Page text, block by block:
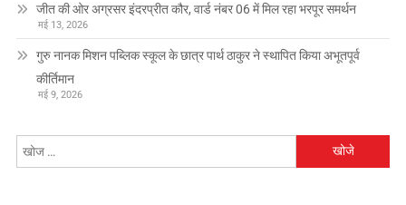
जीत की ओर अग्रसर इंदरप्रीत कौर, वार्ड नंबर 06 में मिल रहा भरपूर समर्थन
मई 13, 2026
गुरु नानक मिशन पब्लिक स्कूल के छात्र पार्थ ठाकुर ने स्थापित किया अभूतपूर्व
कीर्तिमान
मई 9, 2026
को